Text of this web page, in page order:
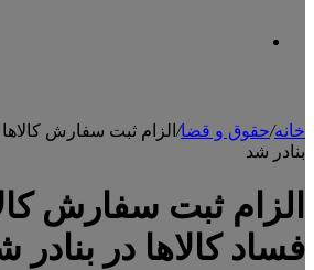
پوسته
خانه/حقوق و قضا/ الزام ثبت سفارش کالا‌ها
بنادر شد
الزام ثبت سفارش
‌فساد‌ کالا‌ها در بنادر